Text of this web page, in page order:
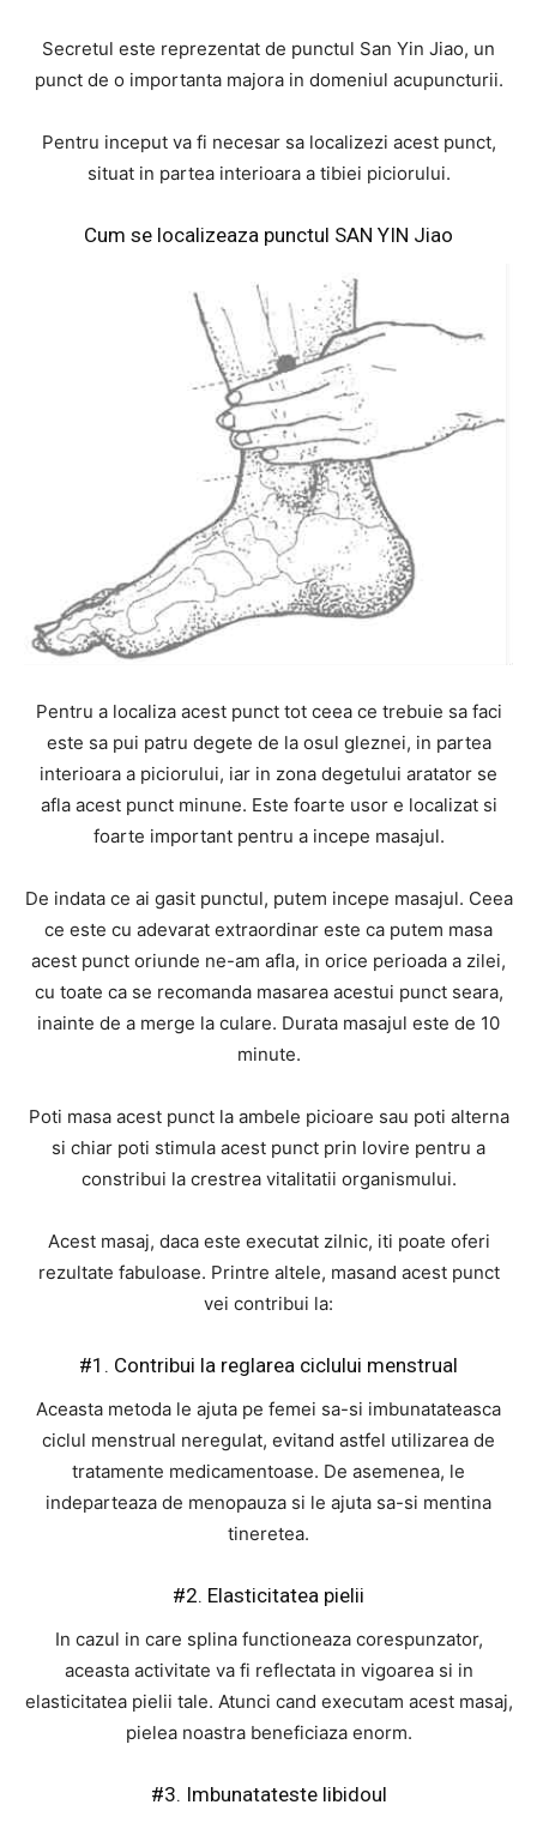
Secretul este reprezentat de punctul San Yin Jiao, un
punct de o importanta majora in domeniul acupuncturii.
Pentru inceput va fi necesar sa localizezi acest punct,
situat in partea interioara a tibiei piciorului.
Cum se localizeaza punctul SAN YIN Jiao
Pentru a localiza acest punct tot ceea ce trebuie sa faci
este sa pui patru degete de la osul gleznei, in partea
interioara a piciorului, iar in zona degetului aratator se
afla acest punct minune. Este foarte usor e localizat si
foarte important pentru a incepe masajul.
De indata ce ai gasit punctul, putem incepe masajul. Ceea
ce este cu adevarat extraordinar este ca putem masa
acest punct oriunde ne-am afla, in orice perioada a zilei,
cu toate ca se recomanda masarea acestui punct seara,
inainte de a merge la culare. Durata masajul este de 10
minute.
Poti masa acest punct la ambele picioare sau poti alterna
si chiar poti stimula acest punct prin lovire pentru a
constribui la crestrea vitalitatii organismului.
Acest masaj, daca este executat zilnic, iti poate oferi
rezultate fabuloase. Printre altele, masand acest punct
vei contribui la:
#1. Contribui la reglarea ciclului menstrual
Aceasta metoda le ajuta pe femei sa-si imbunatateasca
ciclul menstrual neregulat, evitand astfel utilizarea de
tratamente medicamentoase. De asemenea, le
indeparteaza de menopauza si le ajuta sa-si mentina
tineretea.
#2. Elasticitatea pielii
In cazul in care splina functioneaza corespunzator,
aceasta activitate va fi reflectata in vigoarea si in
elasticitatea pielii tale. Atunci cand executam acest masaj,
pielea noastra beneficiaza enorm.
#3. Imbunatateste libidoul